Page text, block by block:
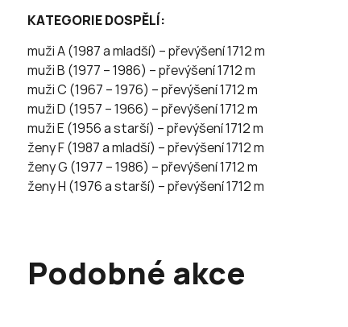
KATEGORIE DOSPĚLÍ:
muži A (1987 a mladší) – převýšení 1712 m
muži B (1977 – 1986) – převýšení 1712 m
muži C (1967 – 1976) – převýšení 1712 m
muži D (1957 – 1966) – převýšení 1712 m
muži E (1956 a starší) – převýšení 1712 m
ženy F (1987 a mladší) – převýšení 1712 m
ženy G (1977 – 1986) – převýšení 1712 m
ženy H (1976 a starší) – převýšení 1712 m
Podobné akce